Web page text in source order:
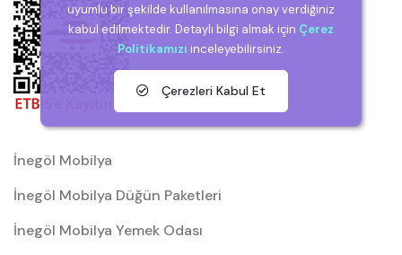
İnegöl Mobilya
İnegöl Mobilya Düğün Paketleri
İnegöl Mobilya Yemek Odası
uyumlu bir şekilde kullanılmasına onay verdiğiniz
kabul edilmektedir. Detaylı bilgi almak için Çerez
Politikamızı inceleyebilirsiniz.
Çerezleri Kabul Et